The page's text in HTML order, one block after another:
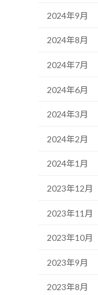
2024年9月
2024年8月
2024年7月
2024年6月
2024年3月
2024年2月
2024年1月
2023年12月
2023年11月
2023年10月
2023年9月
2023年8月